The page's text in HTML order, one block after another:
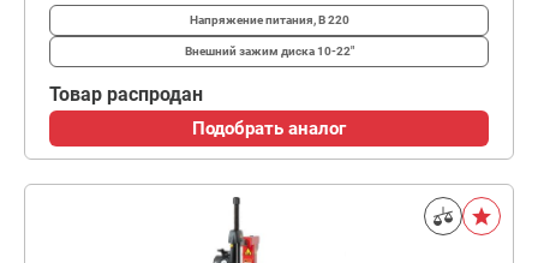
Напряжение питания, В220
Внешний зажим диска10-22"
Товар распродан
Подобрать аналог